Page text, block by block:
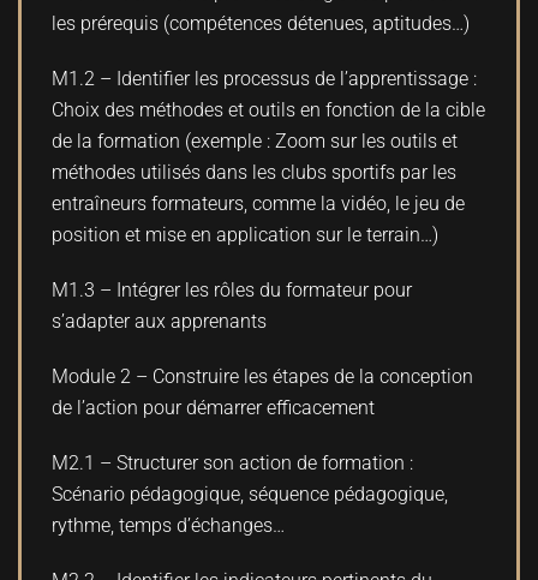
les prérequis (compétences détenues, aptitudes…)
M1.2 – Identifier les processus de l’apprentissage :
Choix des méthodes et outils en fonction de la cible
de la formation (exemple : Zoom sur les outils et
méthodes utilisés dans les clubs sportifs par les
entraîneurs formateurs, comme la vidéo, le jeu de
position et mise en application sur le terrain…)
M1.3 – Intégrer les rôles du formateur pour
s’adapter aux apprenants
Module 2 – Construire les étapes de la conception
de l’action pour démarrer efficacement
M2.1 – Structurer son action de formation :
Scénario pédagogique, séquence pédagogique,
rythme, temps d’échanges…